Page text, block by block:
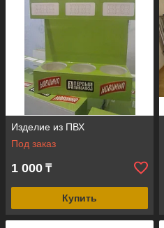
Изделие из ПВХ
Под заказ
1 000 ₸
Купить